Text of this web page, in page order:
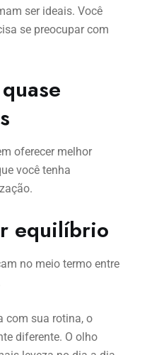
ser ideais. Você
se preocupar com
oferecer melhor
você tenha
equilíbrio
no meio termo entre
com sua rotina, o
diferente. O olho